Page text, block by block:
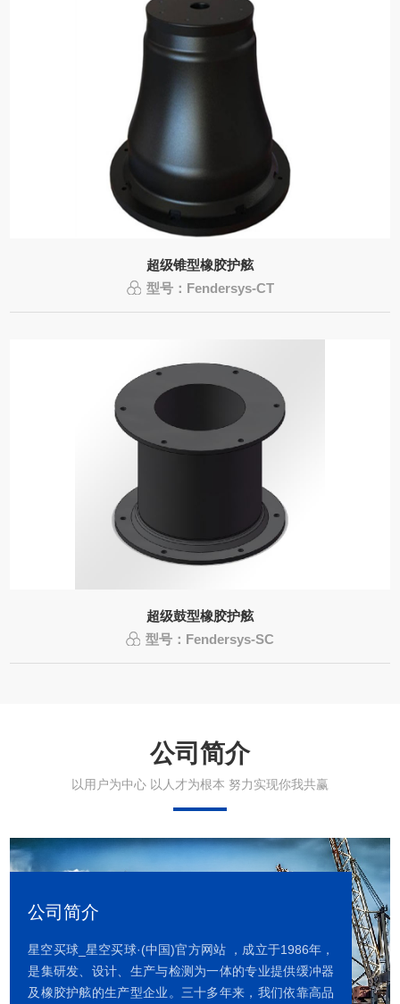
超级锥型橡胶护舷
型号：Fendersys-CT
超级鼓型橡胶护舷
型号：Fendersys-SC
公司简介
以用户为中心 以人才为根本 努力实现你我共赢
公司简介
星空买球_星空买球·(中国)官方网站 ，成立于1986年，
是集研发、设计、生产与检测为一体的专业提供缓冲器
及橡胶护舷的生产型企业。三十多年来，我们依靠高品